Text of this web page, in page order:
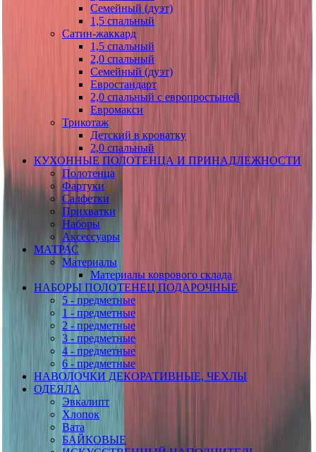
Семейный (дуэт)
1,5 спальный
Сатин-жаккард
1,5 спальный
2,0 спальный
Семейный (дуэт)
Евростандарт
2,0 спальный с европростыней
Евромакси
Трикотаж
Детский в кроватку
2,0 спальный
КУХОННЫЕ ПОЛОТЕНЦА И ПРИНАДЛЕЖНОСТИ
Полотенца
Фартуки
Салфетки
Прихватки
Наборы
Аксессуары
МАТРАС
Материалы
Материалы коврового склада
НАБОРЫ ПОЛОТЕНЕЦ ПОДАРОЧНЫЕ
5 - предметные
1 - предметные
2 - предметные
3 - предметные
4 - предметные
6 - предметные
НАВОЛОЧКИ ДЕКОРАТИВНЫЕ, ЧЕХЛЫ
ОДЕЯЛА
Эвкалипт
Хлопок
Вата
БАЙКОВЫЕ